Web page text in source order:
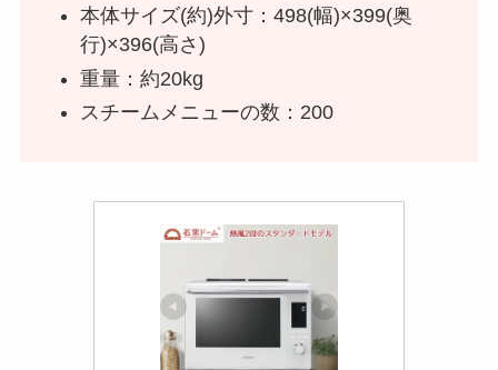
本体サイズ(約)外寸：498(幅)×399(奥
行)×396(高さ)
重量：約20kg
スチームメニューの数：200